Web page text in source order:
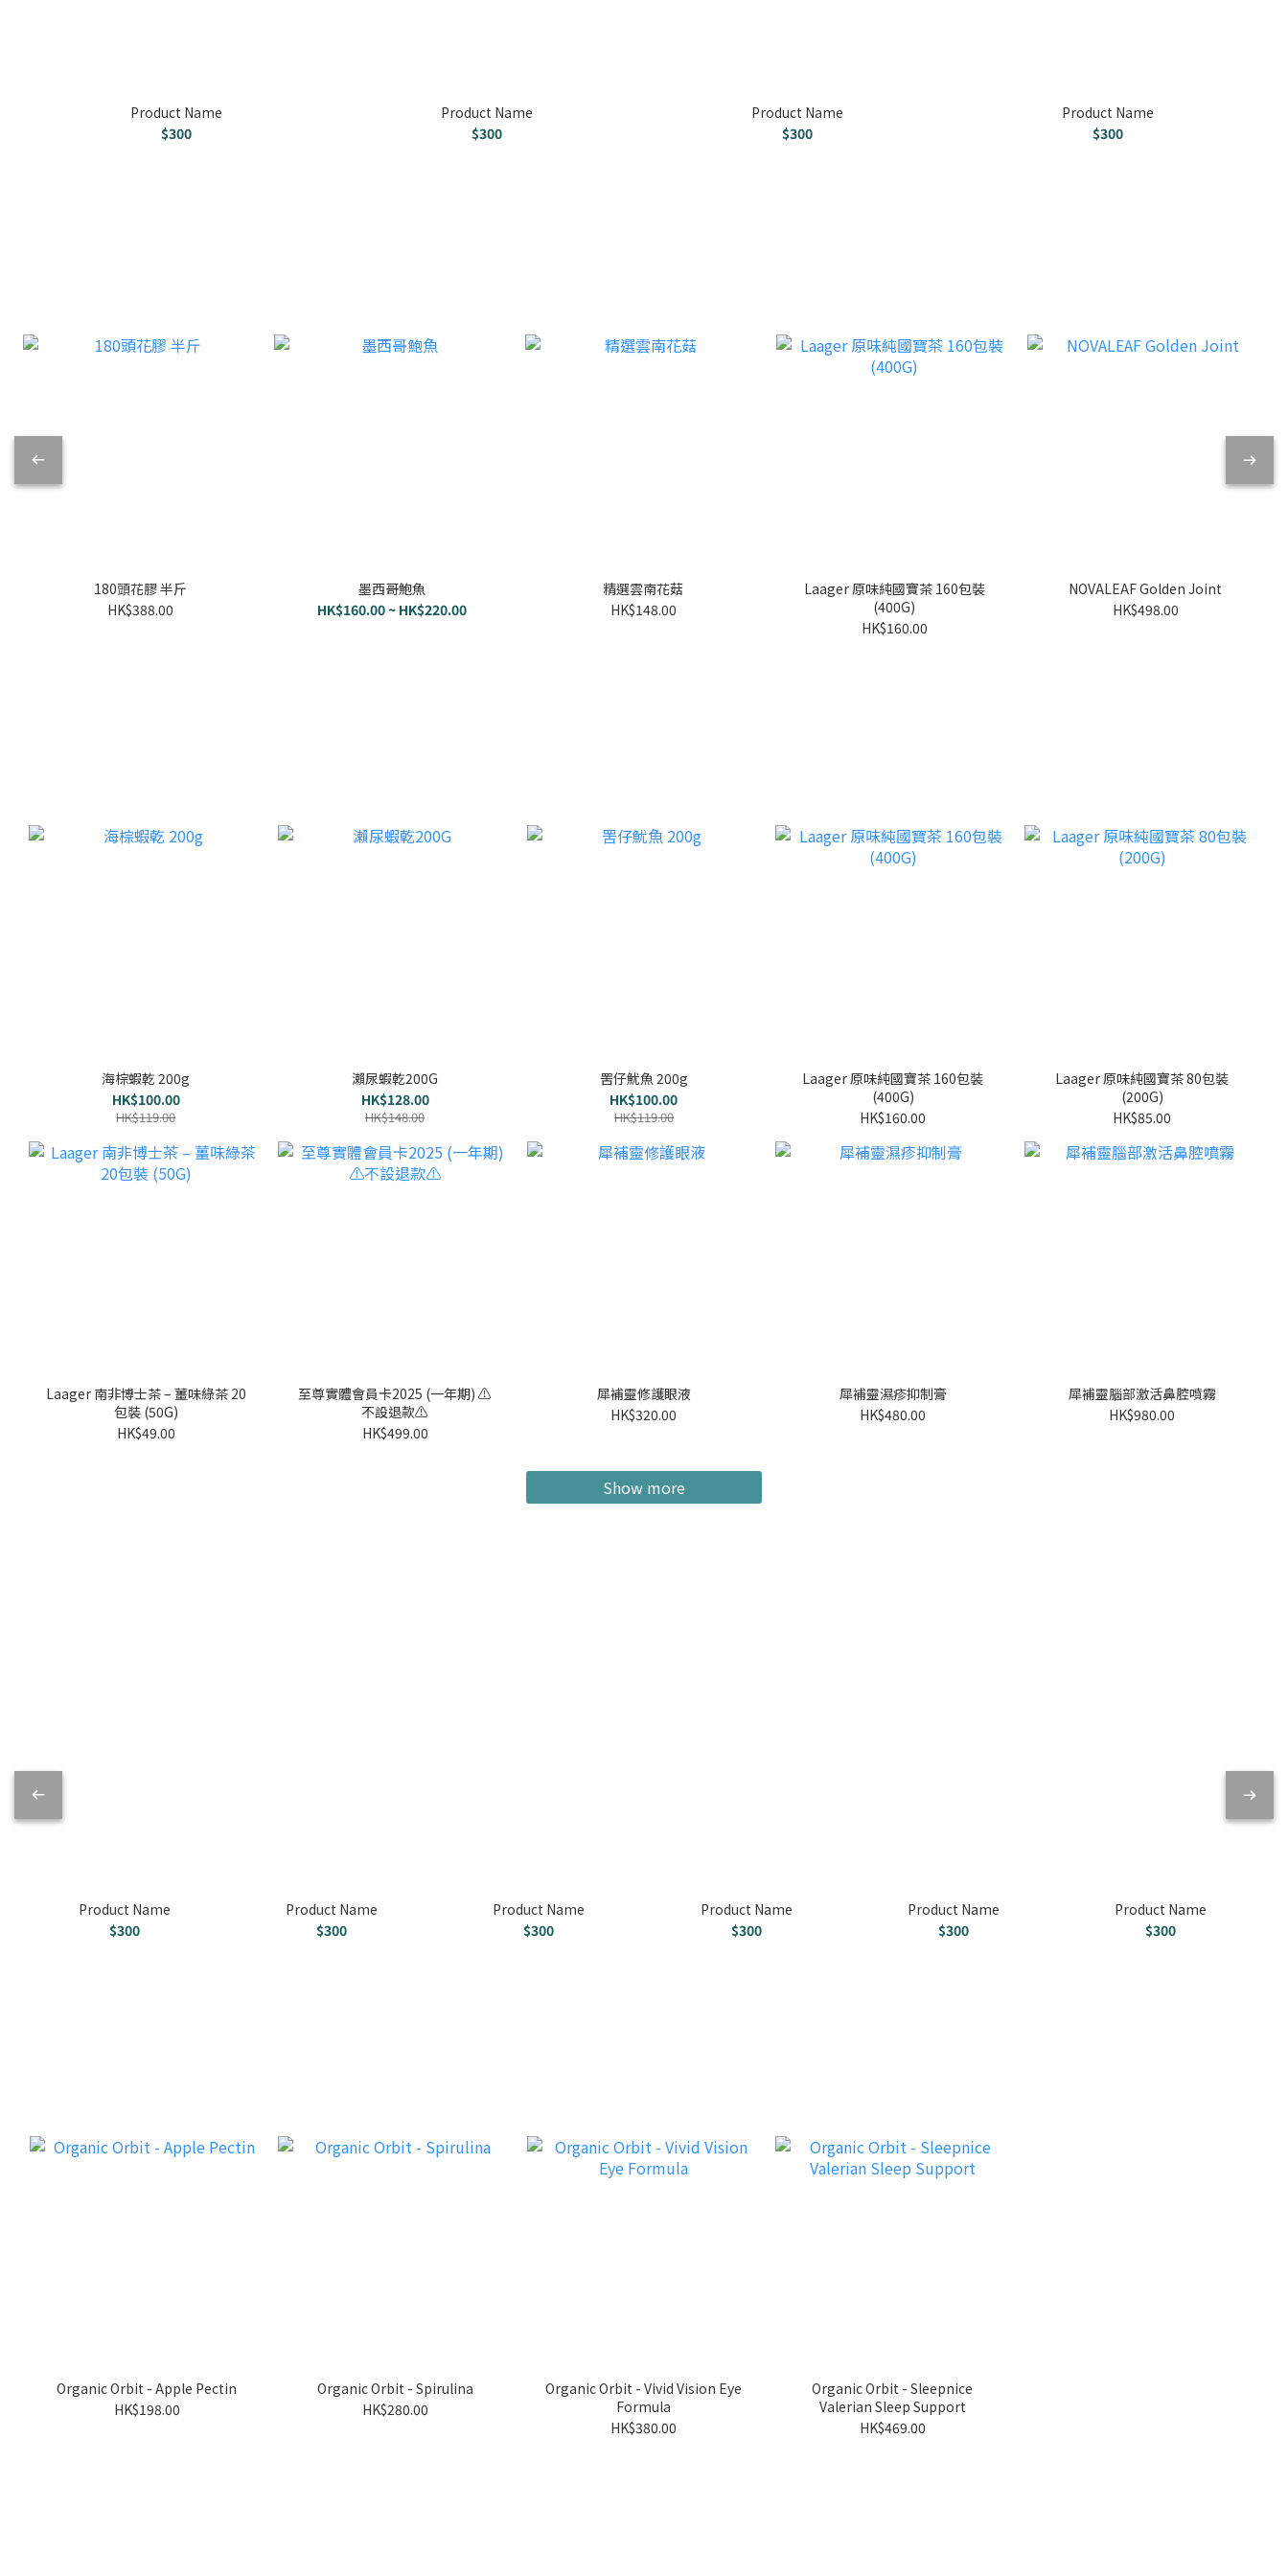
Product Name
$300
Product Name
$300
Product Name
$300
Product Name
$300
180頭花膠 半斤
HK$388.00
墨西哥鮑魚
HK$160.00 ~ HK$220.00
精選雲南花菇
HK$148.00
Laager 原味純國寶茶 160包裝
(400G)
HK$160.00
NOVALEAF Golden Joint
HK$498.00
海棕蝦乾 200g
HK$100.00
HK$119.00
瀨尿蝦乾200G
HK$128.00
HK$148.00
罟仔魷魚 200g
HK$100.00
HK$119.00
Laager 原味純國寶茶 160包裝
(400G)
HK$160.00
Laager 原味純國寶茶 80包裝
(200G)
HK$85.00
Laager 南非博士茶 – 薑味綠茶 20
包裝 (50G)
HK$49.00
至尊實體會員卡2025 (一年期) ⚠️
不設退款⚠️
HK$499.00
犀補靈修護眼液
HK$320.00
犀補靈濕疹抑制膏
HK$480.00
犀補靈腦部激活鼻腔噴霧
HK$980.00
Show more
Product Name
$300
Product Name
$300
Product Name
$300
Product Name
$300
Product Name
$300
Product Name
$300
Organic Orbit - Apple Pectin
HK$198.00
Organic Orbit - Spirulina
HK$280.00
Organic Orbit - Vivid Vision Eye
Formula
HK$380.00
Organic Orbit - Sleepnice
Valerian Sleep Support
HK$469.00